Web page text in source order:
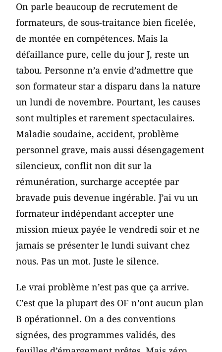
On parle beaucoup de recrutement de
formateurs, de sous-traitance bien ficelée,
de montée en compétences. Mais la
défaillance pure, celle du jour J, reste un
tabou. Personne n’a envie d’admettre que
son formateur star a disparu dans la nature
un lundi de novembre. Pourtant, les causes
sont multiples et rarement spectaculaires.
Maladie soudaine, accident, problème
personnel grave, mais aussi désengagement
silencieux, conflit non dit sur la
rémunération, surcharge acceptée par
bravade puis devenue ingérable. J’ai vu un
formateur indépendant accepter une
mission mieux payée le vendredi soir et ne
jamais se présenter le lundi suivant chez
nous. Pas un mot. Juste le silence.
Le vrai problème n’est pas que ça arrive.
C’est que la plupart des OF n’ont aucun plan
B opérationnel. On a des conventions
signées, des programmes validés, des